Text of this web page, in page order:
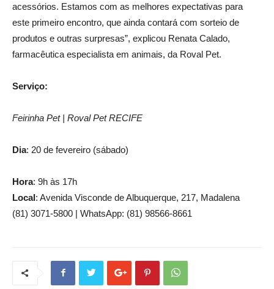
acessórios. Estamos com as melhores expectativas para
este primeiro encontro, que ainda contará com sorteio de
produtos e outras surpresas”, explicou Renata Calado,
farmacêutica especialista em animais, da Roval Pet.
Serviço:
Feirinha Pet | Roval Pet RECIFE
Dia: 20 de fevereiro (sábado)
Hora: 9h às 17h
Local: Avenida Visconde de Albuquerque, 217, Madalena
(81) 3071-5800 | WhatsApp: (81) 98566-8661